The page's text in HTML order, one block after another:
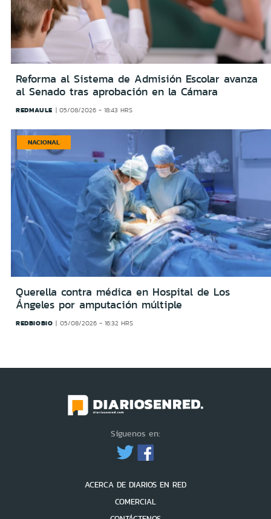
Reforma al Sistema de Admisión Escolar avanza
al Senado tras aprobación en la Cámara
REDMAULE 05/08/2026 - 18:43 HRS
NACIONAL
Querella contra médica en Hospital de Los
Ángeles por amputación múltiple
REDBIOBIO 05/08/2026 - 16:32 HRS
Síguenos en:
ACERCA DE DIARIOS EN RED
COMERCIAL